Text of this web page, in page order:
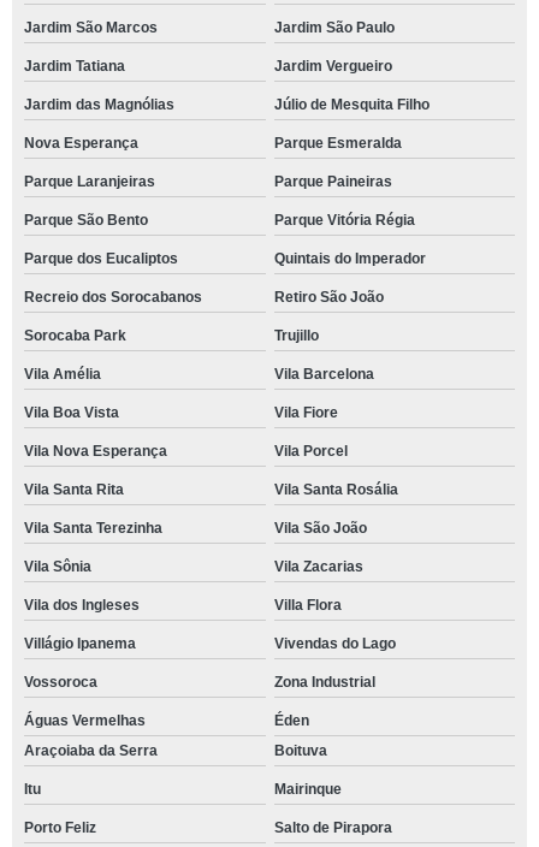
Jardim São Marcos Jardim São Paulo
Jardim Tatiana Jardim Vergueiro
Jardim das Magnólias Júlio de Mesquita Filho
Nova Esperança Parque Esmeralda
Parque Laranjeiras Parque Paineiras
Parque São Bento Parque Vitória Régia
Parque dos Eucaliptos Quintais do Imperador
Recreio dos Sorocabanos Retiro São João
Sorocaba Park Trujillo
Vila Amélia Vila Barcelona
Vila Boa Vista Vila Fiore
Vila Nova Esperança Vila Porcel
Vila Santa Rita Vila Santa Rosália
Vila Santa Terezinha Vila São João
Vila Sônia Vila Zacarias
Vila dos Ingleses Villa Flora
Villágio Ipanema Vivendas do Lago
Vossoroca Zona Industrial
Águas Vermelhas
Éden
Araçoiaba da Serra
Boituva
Itu Mairinque
Porto Feliz Salto de Pirapora